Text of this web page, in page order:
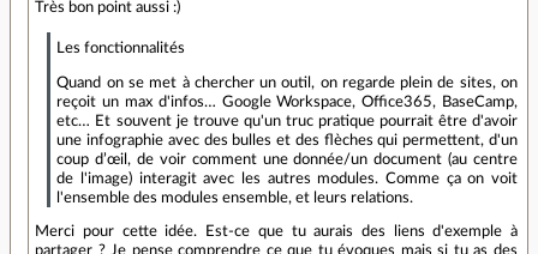
Très bon point aussi :)
Les fonctionnalités
Quand on se met à chercher un outil, on regarde plein de sites, on
reçoit un max d'infos… Google Workspace, Office365, BaseCamp,
etc… Et souvent je trouve qu'un truc pratique pourrait être d'avoir
une infographie avec des bulles et des flèches qui permettent, d'un
coup d’œil, de voir comment une donnée/un document (au centre
de l'image) interagit avec les autres modules. Comme ça on voit
l'ensemble des modules ensemble, et leurs relations.
Merci pour cette idée. Est-ce que tu aurais des liens d'exemple à
partager ? Je pense comprendre ce que tu évoques mais si tu as des